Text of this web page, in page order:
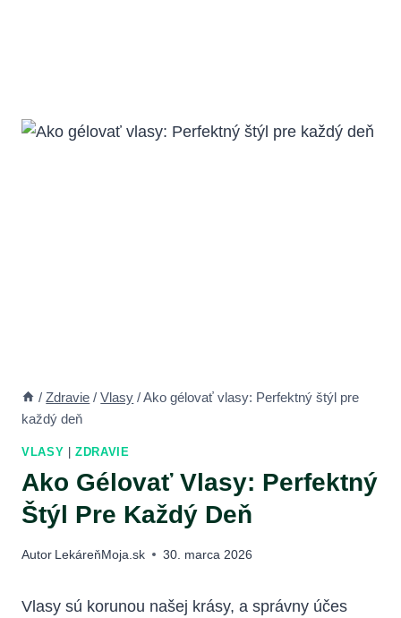
/ Zdravie / Vlasy /Ako gélovať vlasy: Perfektný štýl pre
každý deň
VLASY |ZDRAVIE
Ako Gélovať Vlasy: Perfektný
Štýl Pre Každý Deň
Autor LekáreňMoja.sk 30. marca 2026
Vlasy sú korunou našej krásy, a správny účes